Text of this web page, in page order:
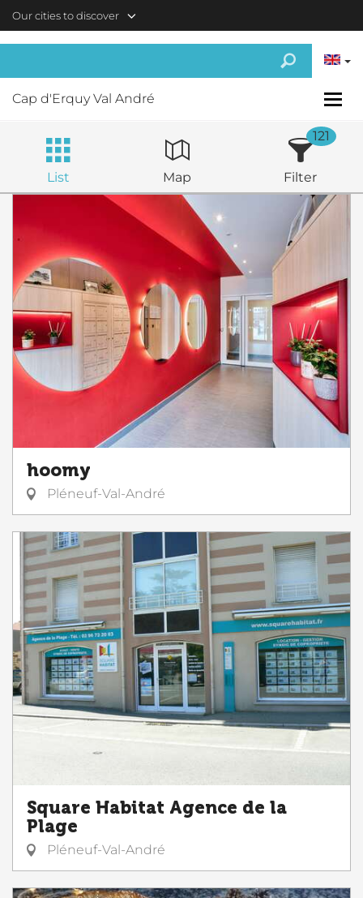
Skip to main content
Our cities to discover
Cap d'Erquy Val André
List Map Filter
121
hoomy
Pléneuf-Val-André
Square Habitat Agence de la
Plage
Pléneuf-Val-André